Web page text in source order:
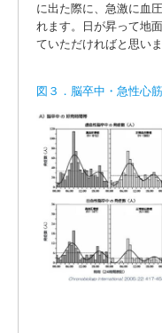
に出た際に、急激に血
れます。日が昇って地
ていただければと思いま
図３．脳卒中・急性心